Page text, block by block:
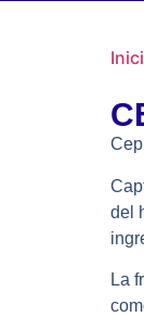
del
La